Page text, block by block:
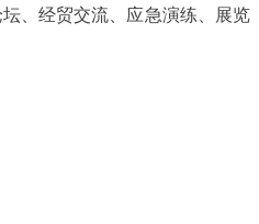
、经贸交流、应急演练、展览